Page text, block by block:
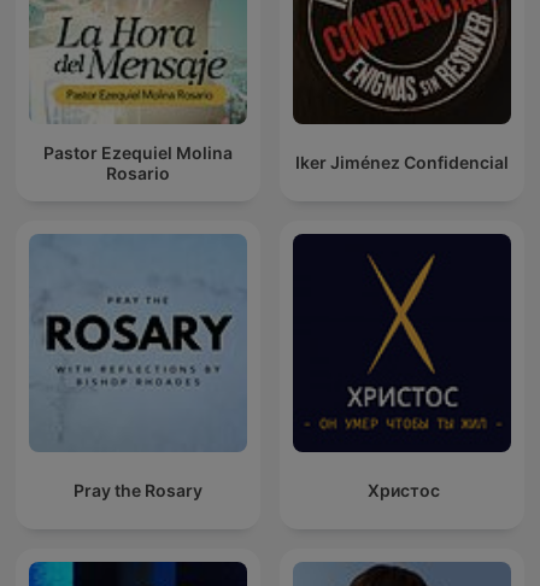
Pastor Ezequiel Molina
Rosario
Iker Jiménez Confidencial
Pray the Rosary Христос